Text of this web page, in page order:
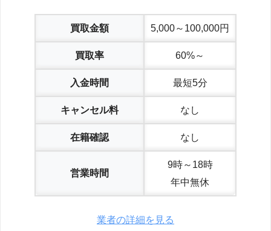
買取金額 5,000～100,000円
買取率 60%～
入金時間 最短5分
キャンセル料 なし
在籍確認 なし
営業時間
9時～18時
年中無休
業者の詳細を見る